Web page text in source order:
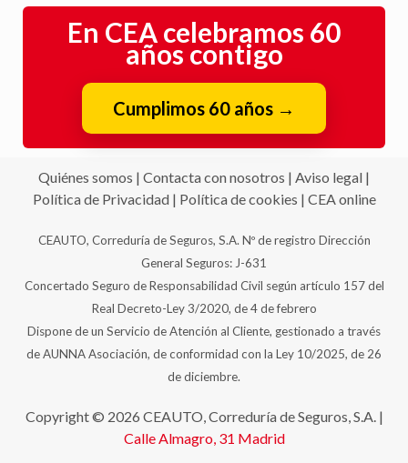
En CEA celebramos 60
años contigo
Política de Privacidad|Política de cookies|CEA online
General Seguros: J-631
Concertado Seguro de Responsabilidad Civil según artículo 157 del
Real Decreto-Ley 3/2020, de 4 de febrero
Dispone de un Servicio de Atención al Cliente, gestionado a través
de AUNNA Asociación, de conformidad con la Ley 10/2025, de 26
de diciembre.
Calle Almagro, 31Madrid